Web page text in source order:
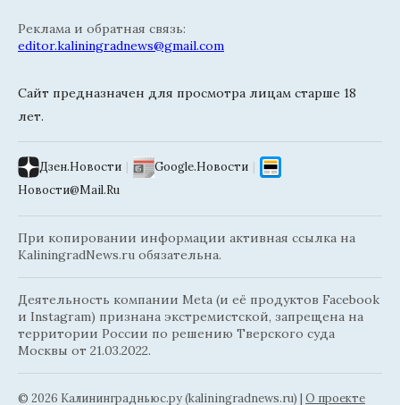
Реклама и обратная связь:
editor.kaliningradnews@gmail.com
Сайт предназначен для просмотра лицам старше 18
лет.
Дзен.Новости | Google.Новости |
Новости@Mail.Ru
При копировании информации активная ссылка на
KaliningradNews.ru обязательна.
Деятельность компании Meta (и её продуктов Facebook
и Instagram) признана экстремистской, запрещена на
территории России по решению Тверского суда
Москвы от 21.03.2022.
© 2026 Калининградньюc.ру (kaliningradnews.ru) | О проекте